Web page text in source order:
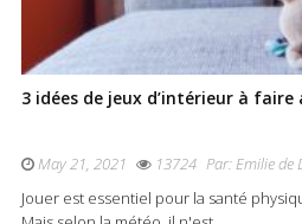
3 idées de jeux d’intérieur à faire
May 21, 2021 13724 Par:Emilie de
Jouer est essentiel pour la santé